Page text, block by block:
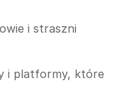
i straszni
i platformy, które